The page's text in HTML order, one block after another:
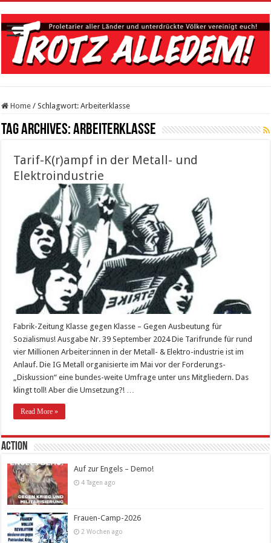
Home / Schlagwort:Arbeiterklasse
Tag Archives:Arbeiterklasse
Tarif-K(r)ampf in der Metall- und
Elektroindustrie
Fabrik-Zeitung Klasse gegen Klasse – Gegen Ausbeutung für
Sozialismus! Ausgabe Nr. 39 September 2024 Die Tarifrunde für rund
vier Millionen Arbeiter:innen in der Metall- & Elektro-industrie ist im
Anlauf. Die IG Metall organisierte im Mai vor der Forderungs-
„Diskussion“ eine bundes-weite Umfrage unter uns Mitgliedern. Das
klingt toll! Aber die Umsetzung?! …
Read More »
Action
Auf zur Engels – Demo!
4 Tagen ago
Frauen-Camp-2026
2 Wochen ago